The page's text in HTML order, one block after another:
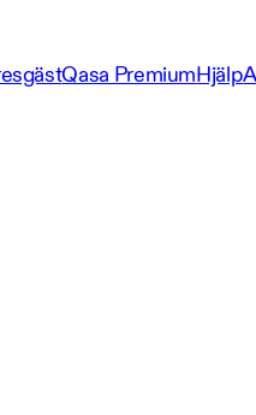
Qasa PremiumHjälp